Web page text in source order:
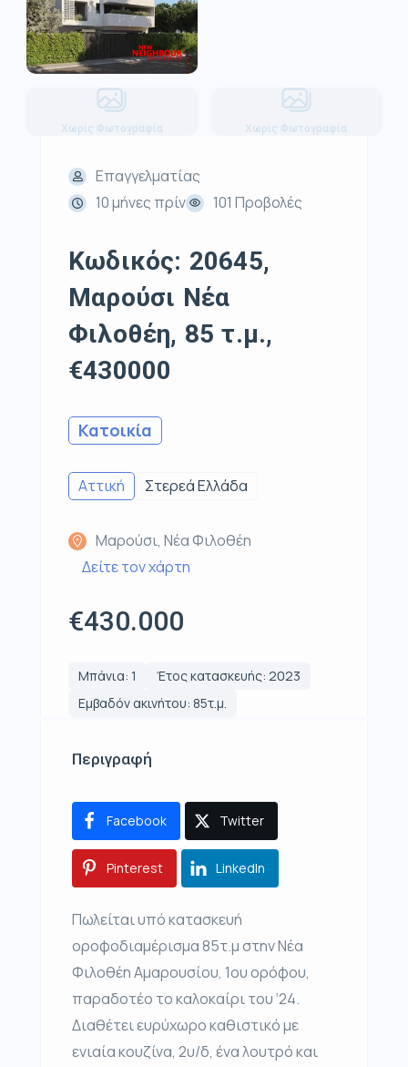
Χωρίς Φωτογραφία Χωρίς Φωτογραφία
Επαγγελματίας
10 μήνες πρίν
101 Προβολές
Κωδικός: 20645,
Μαρούσι Νέα
Φιλοθέη, 85 τ.μ.,
€430000
Κατοικία
Αττική Στερεά Ελλάδα
Μαρούσι, Νέα Φιλοθέη
Δείτε τον χάρτη
€430.000
Μπάνια: 1
Έτος κατασκευής: 2023
Εμβαδόν ακινήτου: 85τ.μ.
Περιγραφή
Facebook Twitter
Pinterest LinkedIn
Πωλείται υπό κατασκευή
οροφοδιαμέρισμα 85τ.μ στην Νέα
Φιλοθέη Αμαρουσίου, 1ου ορόφου,
παραδοτέο το καλοκαίρι του ‘24.
Διαθέτει ευρύχωρο καθιστικό με
ενιαία κουζίνα, 2υ/δ, ένα λουτρό και